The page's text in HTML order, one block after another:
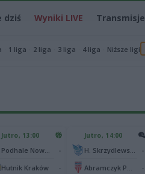
dziś Wyniki LIVE Transmisje
1 liga 2 liga 3 liga 4 liga Niższe ligi
Jutro, 13:00
Hutnik Kraków
Jutro, 14:00